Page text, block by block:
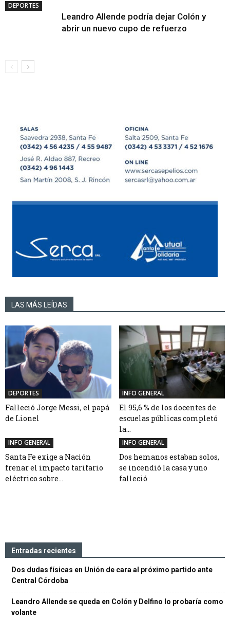
DEPORTES
Leandro Allende podría dejar Colón y
abrir un nuevo cupo de refuerzo
LAS MÁS LEÍDAS
DEPORTES
Falleció Jorge Messi, el papá
de Lionel
INFO GENERAL
El 95,6 % de los docentes de
escuelas públicas completó
la...
INFO GENERAL
Santa Fe exige a Nación
frenar el impacto tarifario
eléctrico sobre...
INFO GENERAL
Dos hemanos estaban solos,
se incendió la casa y uno
falleció
Entradas recientes
Dos dudas físicas en Unión de cara al próximo partido ante
Central Córdoba
Leandro Allende se queda en Colón y Delfino lo probaría como
volante